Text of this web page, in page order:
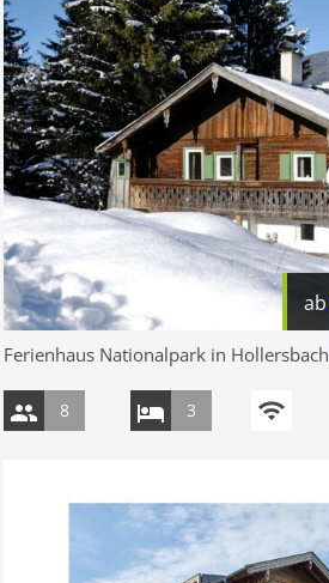
ab
Ferienhaus Nationalpark in Hollersbach
8 3